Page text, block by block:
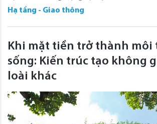
Hạ tầng - Giao thông
Khi mặt tiền trở thành môi
sống: Kiến trúc tạo không
loài khác